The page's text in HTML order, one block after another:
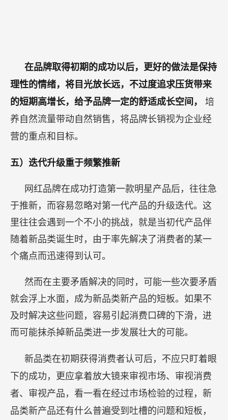
在品牌取得初期的成功以后，更好的做法是保持
理性的情绪，将目光放长远，不过度追求压货带来
的短期高增长，给予品牌一定的舒适成长空间， 培
养自然流量带动自然销售，将品牌长销视为企业经
营的重点和目标。
五）迭代升级重于频繁推新
网红品牌在成功打造第一款明星产品后，往往急
于推新，而容易忽略对第一代产品的升级迭代。这
里往往会遇到一个不小的挑战，就是当初代产品伴
随着新品类诞生时，由于率先解决了消费者的某一
个痛点而迅速得到认可。
然而在主要矛盾解决的同时，可能一些次要矛盾
就会浮上水面，成为新品类新产品的短板。如果不
及时解决这些问题，容易引起消费口碑的下滑，进
而可能抹杀掉新品类进一步发展壮大的可能。
新品类在初期获得消费者认可后，不应只盯着眼
下的成功，更应拿着放大镜来审视市场、审视消费
者、审视产品，看一看在经过市场检验的过程，新
品类新产品还有什么普遍受到吐槽的问题和短板，